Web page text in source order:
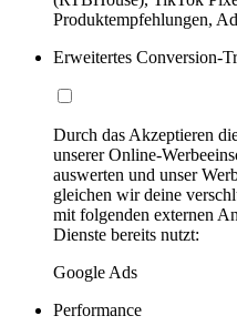
Produktempfehlungen,
Erweitertes Conversion-
Durch das Akzeptieren
unserer Online-
auswerten und unser
gleichen wir deine
mit folgenden externen
Dienste bereits nutzt:
Google Ads
Performance